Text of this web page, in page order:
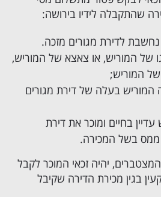
שהתקבלה לידיו בירושה:
לדירת מגורים מזכה.
של המוריש, או צאצא של המוריש,
של המוריש;
המוריש בעלה של דירת מגורים
עדיין בחיים ומוכר את דירת
ממס בשל המכירה.
יהיה זכאי המוכר לקבל
בגין מכירת הדירה שקיבל